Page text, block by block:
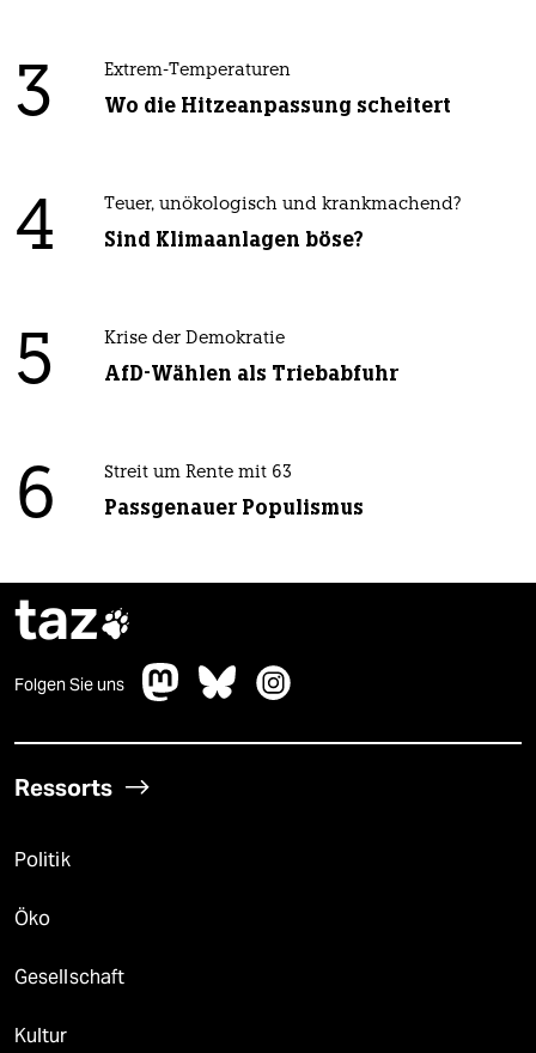
3 Extrem-Temperaturen
Wo die Hitzeanpassung scheitert
4 Teuer, unökologisch und krankmachend?
Sind Klimaanlagen böse?
5 Krise der Demokratie
AfD-Wählen als Triebabfuhr
6 Streit um Rente mit 63
Passgenauer Populismus
taz
Folgen Sie uns
Ressorts
Politik
Öko
Gesellschaft
Kultur